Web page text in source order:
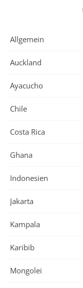
Allgemein
Auckland
Ayacucho
Chile
Costa Rica
Ghana
Indonesien
Jakarta
Kampala
Karibib
Mongolei